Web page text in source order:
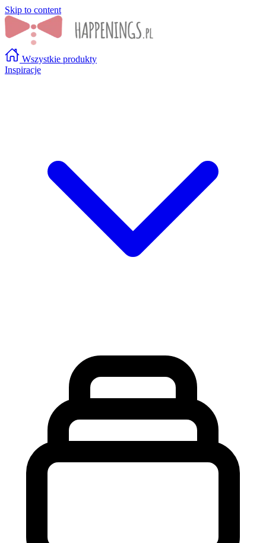
Skip to content
Wszystkie produkty
Inspiracje